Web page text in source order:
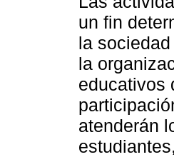
un fin
la
la
educativos
atenderán